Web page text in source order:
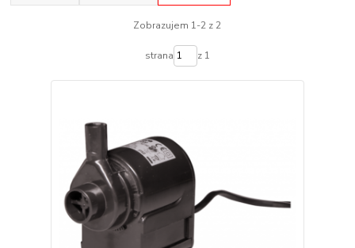
Zobrazujem 1-2 z 2
strana z 1